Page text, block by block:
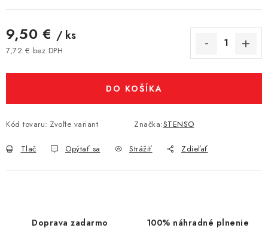
9,50 € / ks
7,72 € bez DPH
DO KOŠÍKA
Kód tovaru: Zvoľte variant Značka:STENSO
Tlač Opýtať sa Strážiť Zdieľať
Doprava zadarmo 100% náhradné plnenie